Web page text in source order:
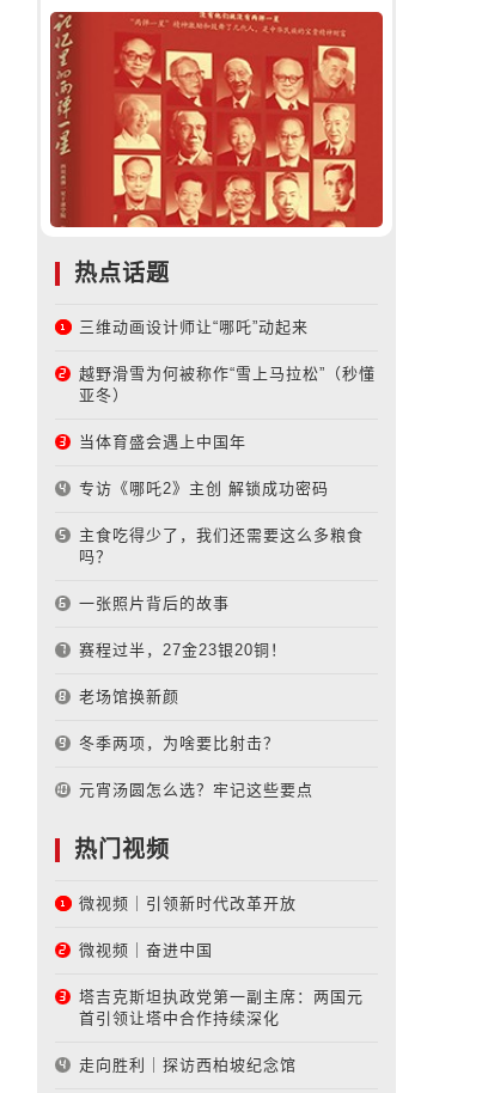
热点话题
三维动画设计师让“哪吒”动起来
越野滑雪为何被称作“雪上马拉松”（秒懂
亚冬）
当体育盛会遇上中国年
专访《哪吒2》主创 解锁成功密码
主食吃得少了，我们还需要这么多粮食
吗？
一张照片背后的故事
赛程过半，27金23银20铜！
老场馆换新颜
冬季两项，为啥要比射击？
元宵汤圆怎么选？牢记这些要点
热门视频
微视频｜引领新时代改革开放
微视频｜奋进中国
塔吉克斯坦执政党第一副主席：两国元
首引领让塔中合作持续深化
走向胜利｜探访西柏坡纪念馆